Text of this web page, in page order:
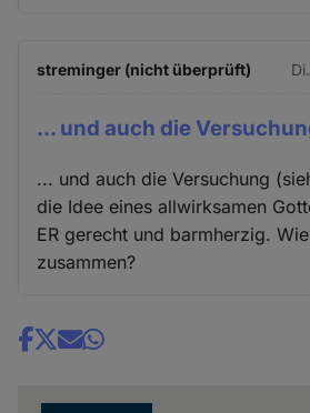
streminger (nicht überprüft)
... und auch die
... und auch die Versuchung
die Idee eines allwirksamen
ER gerecht und barmherzig.
zusammen?
Share